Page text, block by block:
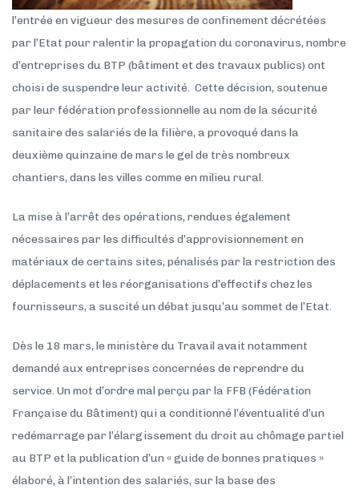
l’entrée en vigueur des mesures de confinement décrétées
par l’Etat pour ralentir la propagation du coronavirus, nombre
d’entreprises du BTP (bâtiment et des travaux publics) ont
choisi de suspendre leur activité. Cette décision, soutenue
par leur fédération professionnelle au nom de la sécurité
sanitaire des salariés de la filière, a provoqué dans la
deuxième quinzaine de mars le gel de très nombreux
chantiers, dans les villes comme en milieu rural.
La mise à l’arrêt des opérations, rendues également
nécessaires par les difficultés d’approvisionnement en
matériaux de certains sites, pénalisés par la restriction des
déplacements et les réorganisations d’effectifs chez les
fournisseurs, a suscité un débat jusqu’au sommet de l’Etat.
Dès le 18 mars, le ministère du Travail avait notamment
demandé aux entreprises concernées de reprendre du
service. Un mot d’ordre mal perçu par la FFB (Fédération
Française du Bâtiment) qui a conditionné l’éventualité d’un
redémarrage par l’élargissement du droit au chômage partiel
au BTP et la publication d’un « guide de bonnes pratiques »
élaboré, à l’intention des salariés, sur la base des